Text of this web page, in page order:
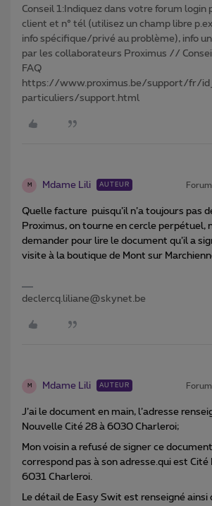
Conseil 1:Indiquez dans votre forum login
client et n° tél (utilisez un champ libre
info spécifique/privé au problème), info
par les collaborateurs Proximus //
FAQ
https://www.proximus.be/support/fr/
particuliers/support.html
M Mdame Lili AUTEUR
Quelle facture puisqu’il n’a toujours pas
Proximus, on tourne en cercle perpétuel,
demander pour lire le document qu’il a
visite à la boutique de Mont sur
declercq.liliane@skynet.be
M Mdame Lili AUTEUR
J’ai le document en main, l’adresse
Nouvelle Cité 28 à 6030 Charleroi;
Mon voisin a refusé de signer ce
correspond pas à son adresse.qui est
6031 Charleroi.
Le détail de Easy Swit est renseigné ainsi